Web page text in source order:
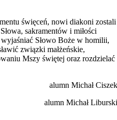
święceń, nowi diakoni zostali
sakramentów i miłości
Słowo Boże w homilii,
związki małżeńskie,
Mszy świętej oraz rozdzielać
alumn Michał Ciszek
alumn Michał Liburski